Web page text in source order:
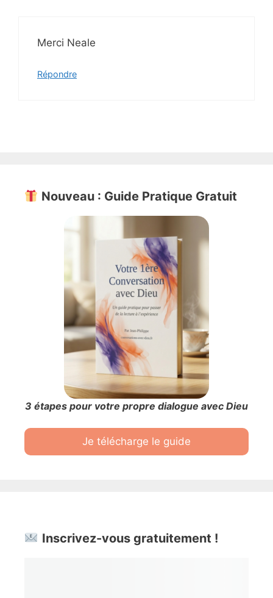
Merci Neale
Répondre
Nouveau : Guide Pratique Gratuit
3 étapes pour votre propre dialogue avec Dieu
Je télécharge le guide
Inscrivez-vous gratuitement !